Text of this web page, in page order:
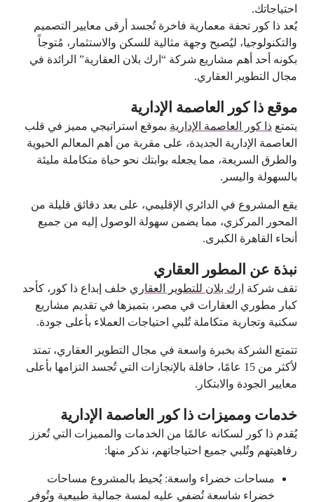
احتياجاتك.
يُعد ذا كور تحفة معمارية فاخرة تُجسد أرقى معايير التصميم
والتكنولوجيا، ليُصبح وجهة مثالية للسكن والاستثمار، مُتوجاً
بكونه أحد أهم مشاريع شركة “ارك بلان العقارية” الرائدة في
مجال التطوير العقاري.
موقع ذا كور العاصمة الإدارية
يتمتع ذا كور العاصمة الإدارية بموقع استراتيجي مميز في قلب
العاصمة الإدارية الجديدة، على مقربة من أهم المعالم الحيوية
والطرق السريعة، مما يجعله بوابتك نحو حياة متكاملة مليئة
بالسهولة واليسر.
يقع المشروع في الدائري الإقليمي، على بعد دقائق قليلة من
المحور المركزي، مما يضمن سهولة الوصول إليه من جميع
أنحاء القاهرة الكبرى.
نبذة عن المطور العقاري
تقف شركة ارك بلان للتطوير العقاري خلف إبداع ذا كور، كأحد
كبار مطوري العقارات في مصر، بتميزها في تقديم مشاريع
سكنية وتجارية متكاملة تُلبي احتياجات العملاء بأعلى جودة.
تتمتع الشركة بخبرة واسعة في مجال التطوير العقاري، تمتد
لأكثر من 15 عامًا، حافلة بالإنجازات التي تُجسد التزامها بأعلى
معايير الجودة والابتكار.
خدمات ومميزات ذا كور العاصمة الإدارية
يُقدم ذا كور لسكانه عالمًا من الخدمات والمميزات التي تُعزز
رفاهيتهم وتُلبي جميع احتياجاتهم، نذكر منها:
مساحات خضراء واسعة: يُحيط بالمشروع مساحات
خضراء شاسعة تُضفي عليه لمسة جمالية طبيعية وتُوفر